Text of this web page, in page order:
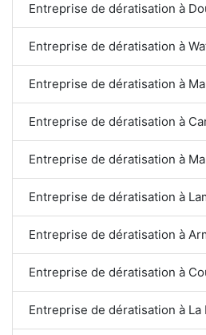
Entreprise de dératisation à
Entreprise de dératisation à
Entreprise de dératisation à
Entreprise de dératisation à
Entreprise de dératisation à
Entreprise de dératisation à
Entreprise de dératisation à
Entreprise de dératisation à
Entreprise de dératisation à La